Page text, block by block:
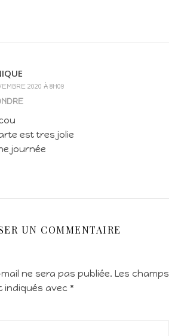
2020 À 8H09
est tres jolie
journée
UN COMMENTAIRE
ne sera pas publiée. Les champs
indiqués avec *